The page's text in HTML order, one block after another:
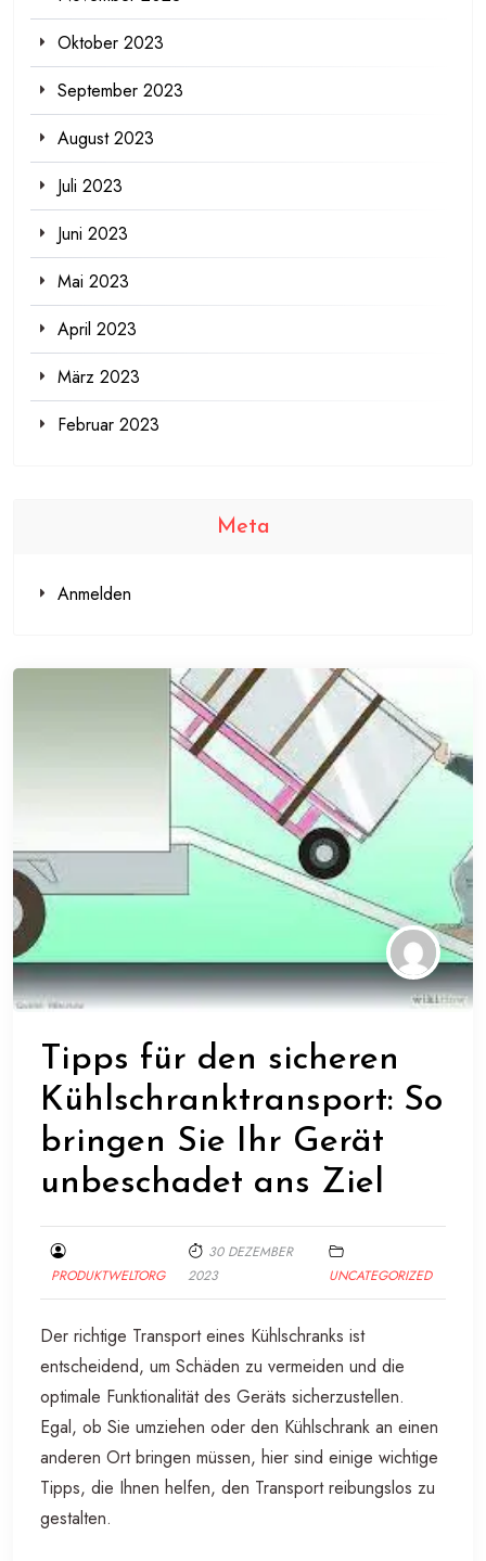
Tipps für den sicheren
Kühlschranktransport: So
bringen Sie Ihr Gerät
unbeschadet ans Ziel
PRODUKTWELTORG
30 DEZEMBER
2023
UNCATEGORIZED
Der richtige Transport eines Kühlschranks ist
entscheidend, um Schäden zu vermeiden und die
optimale Funktionalität des Geräts sicherzustellen.
Egal, ob Sie umziehen oder den Kühlschrank an einen
anderen Ort bringen müssen, hier sind einige wichtige
Tipps, die Ihnen helfen, den Transport reibungslos zu
gestalten.
Oktober 2023
September 2023
August 2023
Juli 2023
Juni 2023
Mai 2023
April 2023
März 2023
Februar 2023
Meta
Anmelden